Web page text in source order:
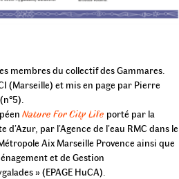
membres du collectif des Gammares.
(Marseille) et mis en page par Pierre
Nature For City Life porté par la
par l’Agence de l’eau RMC dans le
Aix Marseille Provence ainsi que
et de Gestion
» (EPAGE HuCA).